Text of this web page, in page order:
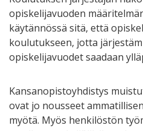
opiskelijavuoden
käytännössä sitä, että
koulutukseen, jotta
opiskelijavuodet saadaan
Kansanopistoyhdistys
ovat jo nousseet
myötä. Myös henkilöstön